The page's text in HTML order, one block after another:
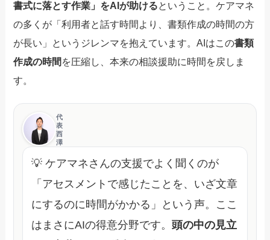
書式に落とす作業」をAIが助けるということ。ケアマネ
の多くが「利用者と話す時間より、書類作成の時間の方
が長い」というジレンマを抱えています。AIはこの書類
作成の時間 を圧縮し、本来の相談援助に時間を戻しま
す。
代
表
西
澤
💡 ケアマネさんの支援でよく聞くのが
「アセスメントで感じたことを、いざ文章
にするのに時間がかかる」という声。ここ
はまさにAIの得意分野です。頭の中の見立